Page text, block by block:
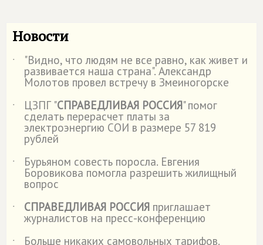
Новости
˙ "Видно, что людям не все равно, как живет и
развивается наша страна". Александр
Молотов провел встречу в Змеиногорске
˙
ЦЗПГ "СПРАВЕДЛИВАЯ РОССИЯ" помог
сделать перерасчет платы за
электроэнергию СОИ в размере 57 819
рублей
˙
Бурьяном совесть поросла. Евгения
Боровикова помогла разрешить жилищный
вопрос
˙
СПРАВЕДЛИВАЯ РОССИЯ приглашает
журналистов на пресс-конференцию
Больше никаких самовольных тарифов.